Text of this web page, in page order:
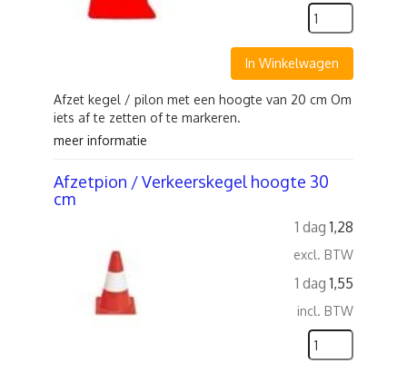
In Winkelwagen
Afzet kegel / pilon met een hoogte van 20 cm Om
iets af te zetten of te markeren.
meer informatie
Afzetpion / Verkeerskegel hoogte 30
cm
1 dag 1,28
excl. BTW
1 dag 1,55
incl. BTW